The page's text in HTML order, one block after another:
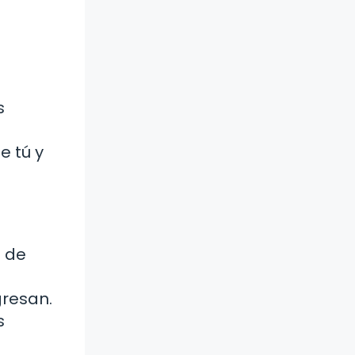
tú y
de